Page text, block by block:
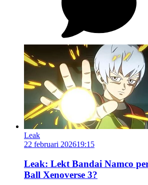
Leak
22 februari 202619:15
Leak: Lekt Bandai Namco
Ball Xenoverse 3?